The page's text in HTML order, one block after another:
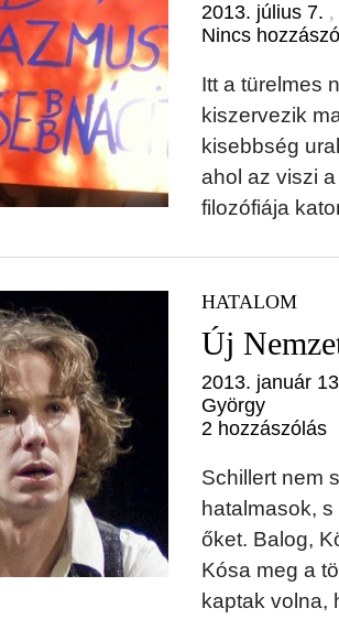
2013. július 7. ,
Nincs
Itt a türelmes
kiszervezik
kisebbség
ahol az viszi
filozófiája
HATALOM
Új
2013. január
György
2 hozzászólás
Schillert nem
hatalmasok,
őket. Balog,
Kósa meg a
kaptak volna,